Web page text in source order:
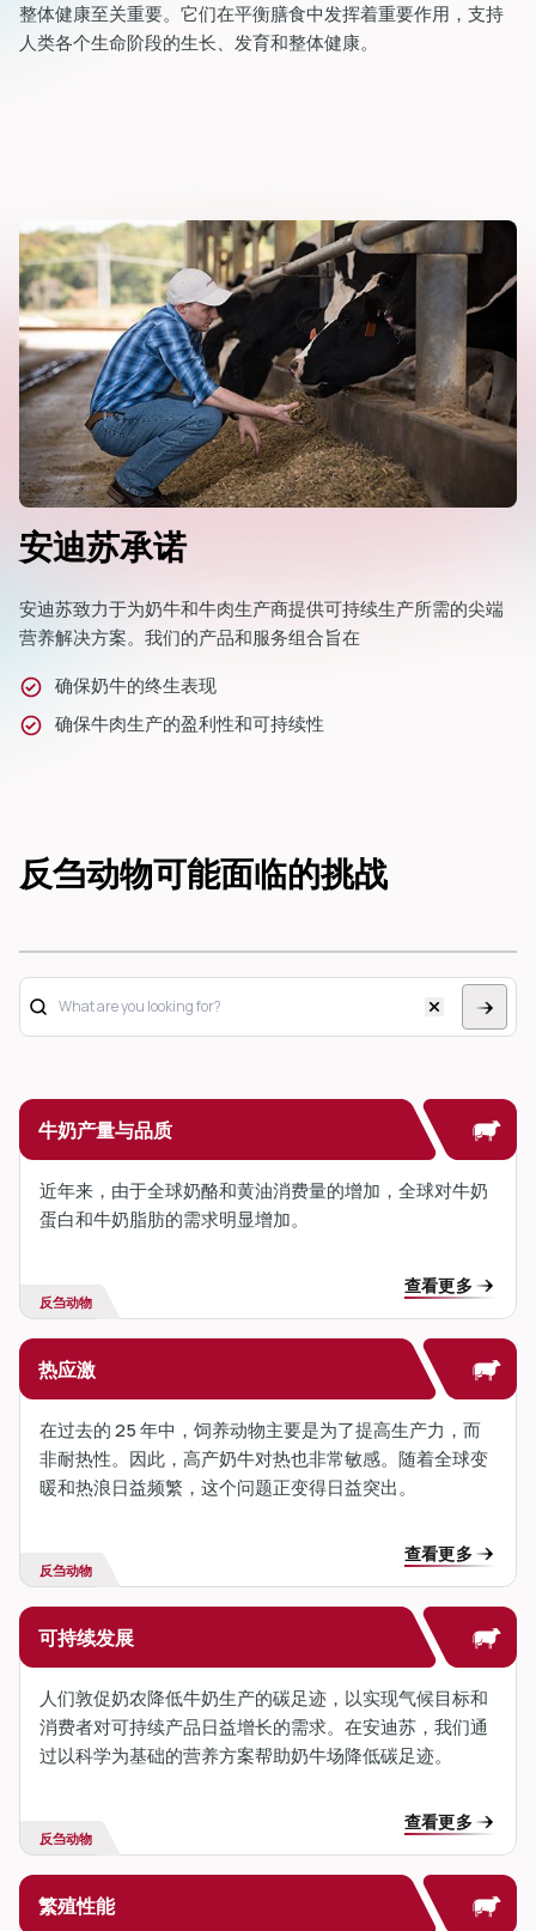
整体健康至关重要。它们在平衡膳食中发挥着重要作用，支持
人类各个生命阶段的生长、发育和整体健康。
安迪苏承诺
安迪苏致力于为奶牛和牛肉生产商提供可持续生产所需的尖端
营养解决方案。我们的产品和服务组合旨在
确保奶牛的终生表现
确保牛肉生产的盈利性和可持续性
反刍动物可能面临的挑战
牛奶产量与品质
近年来，由于全球奶酪和黄油消费量的增加，全球对牛奶
蛋白和牛奶脂肪的需求明显增加。
查看更多
反刍动物
热应激
在过去的 25 年中，饲养动物主要是为了提高生产力，而
非耐热性。因此，高产奶牛对热也非常敏感。随着全球变
暖和热浪日益频繁，这个问题正变得日益突出。
查看更多
反刍动物
可持续发展
人们敦促奶农降低牛奶生产的碳足迹，以实现气候目标和
消费者对可持续产品日益增长的需求。在安迪苏，我们通
过以科学为基础的营养方案帮助奶牛场降低碳足迹。
查看更多
反刍动物
繁殖性能